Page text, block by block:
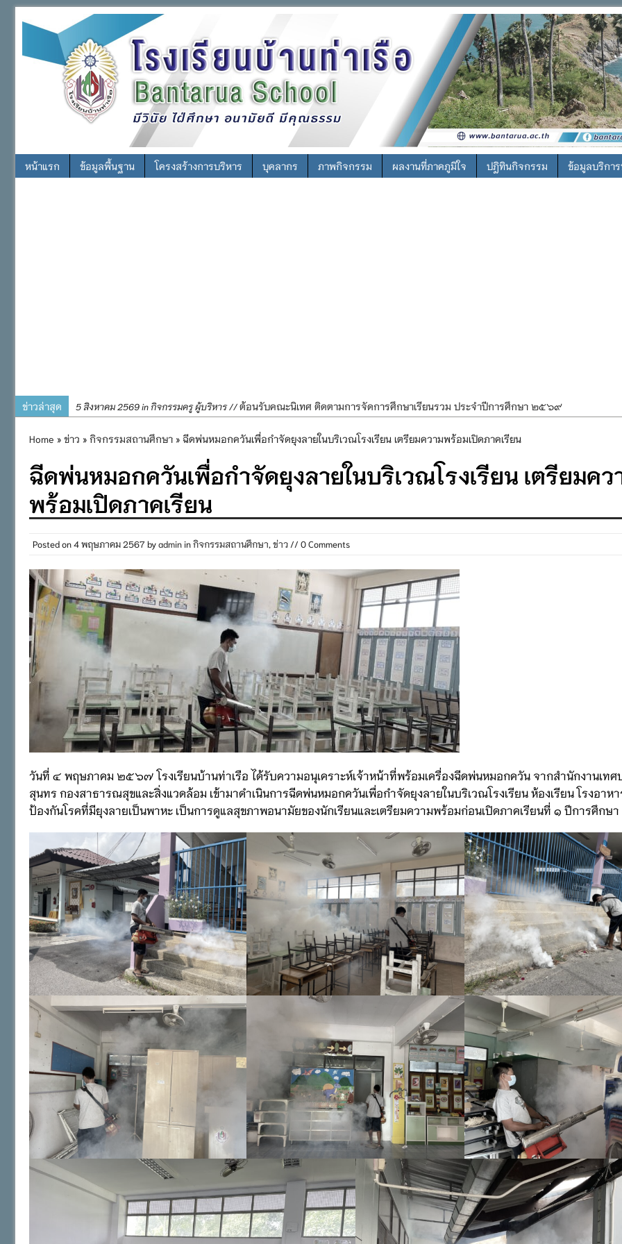
หน้าแรก ข้อมูลพื้นฐาน โครงสร้างการบริหาร บุคลากร ภาพกิจกรรม ผลงานที่ภาคภูมิใจ ปฎิทินกิจกรรม ข้อมูลบริกา
ข่าวล่าสุด 5 สิงหาคม 2569 in กิจกรรมครู ผู้บริหาร //ต้อนรับคณะนิเทศ ติดตามการจัดการศึกษาเรียนรวม ประจำปีการศึกษา ๒๕๖๙
พิธีถวายเครื่องราชสักการะ วางพานพุ่ม และจุดเทียนถวายพระพรชัยมงคล เนื่องในโอกา
31 กรกฎาคม 2569 in กิจกรรมนักเรียน // กิจกรรมถวายเทียนพรรษา สืบสานพระพุทธศาสนา เนื่องในวันอาสาฬหบูชาและวันเข้าพรรษา
31 กรกฎาคม 2569 in กิจกรรมนักเรียน //
Home » ข่าว » กิจกรรมสถานศึกษา » ฉีดพ่นหมอกควันเพื่อกำจัดยุงลายในบริเวณโรงเรียน เตรียมความพร้อมเปิดภาคเรียน
ฉีดพ่นหมอกควันเพื่อกำจัดยุงลายในบริเวณโรงเรียน เตรียมคว
พร้อมเปิดภาคเรียน
Posted on4 พฤษภาคม 2567byadmininกิจกรรมสถานศึกษา, ข่าว // 0 Comments
วันที่ ๔ พฤษภาคม ๒๕๖๗ โรงเรียนบ้านท่าเรือ ได้รับความอนุเคราะห์เจ้าหน้าที่พร้อมเครื่องฉีดพ่นหมอกควัน จากสำนักงานเท
สุนทร กองสาธารณสุขและสิ่งแวดล้อม เข้ามาดำเนินการฉีดพ่นหมอกควันเพื่อกำจัดยุงลายในบริเวณโรงเรียน ห้องเรียน โรงอาห
ป้องกันโรคที่มียุงลายเป็นพาหะ เป็นการดูแลสุขภาพอนามัยของนักเรียนและเตรียมความพร้อมก่อนเปิดภาคเรียนที่ ๑ ปีการศึก